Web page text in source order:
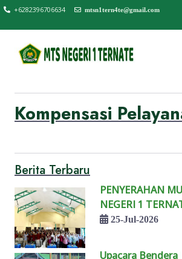
+6282396706634 mtsn1tern4te@gmail.com
Kompensasi
Berita Terbaru
PENYERAHAN
NEGERI 1
25-Jul-2026
Upacara Bendera